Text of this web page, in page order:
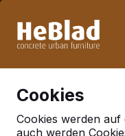
Woche 33 nicht. Bitte
Cookies
Cookies werden auf
auch werden